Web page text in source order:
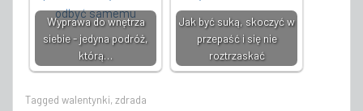
Wyprawa do wnętrza
siebie - jedyna podróż,
którą…
Jak być suką, skoczyć w
przepaść i się nie
roztrzaskać
Tagged walentynki, zdrada